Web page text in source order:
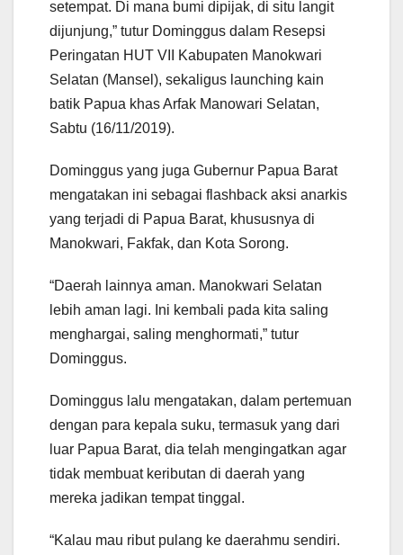
setempat. Di mana bumi dipijak, di situ langit
dijunjung,” tutur Dominggus dalam Resepsi
Peringatan HUT VII Kabupaten Manokwari
Selatan (Mansel), sekaligus launching kain
batik Papua khas Arfak Manowari Selatan,
Sabtu (16/11/2019).
Dominggus yang juga Gubernur Papua Barat
mengatakan ini sebagai flashback aksi anarkis
yang terjadi di Papua Barat, khususnya di
Manokwari, Fakfak, dan Kota Sorong.
“Daerah lainnya aman. Manokwari Selatan
lebih aman lagi. Ini kembali pada kita saling
menghargai, saling menghormati,” tutur
Dominggus.
Dominggus lalu mengatakan, dalam pertemuan
dengan para kepala suku, termasuk yang dari
luar Papua Barat, dia telah mengingatkan agar
tidak membuat keributan di daerah yang
mereka jadikan tempat tinggal.
“Kalau mau ribut pulang ke daerahmu sendiri.